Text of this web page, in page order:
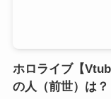
ホロライブ【
の人（前世）は？